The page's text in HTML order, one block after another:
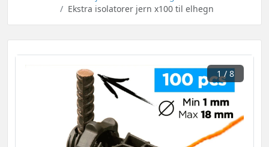
Ekstra isolatorer jern x100 til elhegn
1/ 8